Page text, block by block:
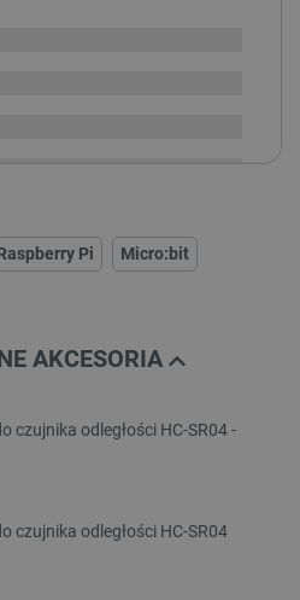
Pi Micro:bit
AKCESORIA
czujnika odległości HC-SR04 -
czujnika odległości HC-SR04